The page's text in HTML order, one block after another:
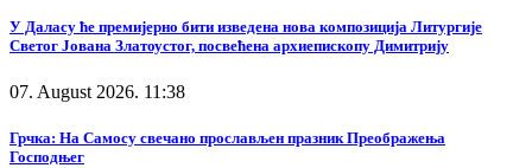
У Даласу ће премијерно бити изведена нова композиција Литургије
Светог Јована Златоустог, посвећена архиепископу Димитрију
07. August 2026. 11:38
Грчка: На Самосу свечано прослављен празник Преображења
Господњег